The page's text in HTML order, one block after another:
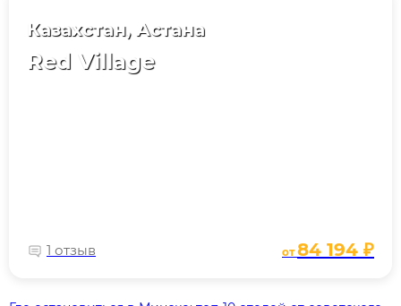
Казахстан, Астана
Red Village
1 отзыв от84 194 ₽